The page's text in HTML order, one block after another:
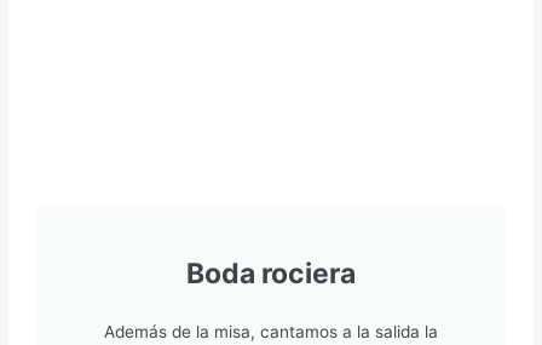
Boda rociera
Además de la misa, cantamos a la salida la